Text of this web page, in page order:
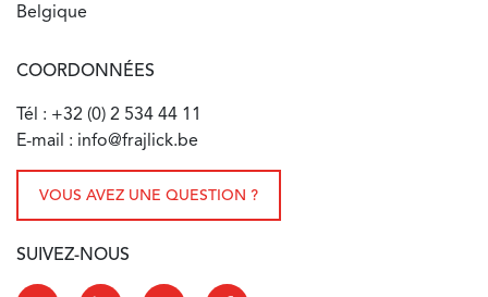
Belgique
COORDONNÉES
Tél : +32 (0) 2 534 44 11
E-mail : info@frajlick.be
VOUS AVEZ UNE QUESTION ?
SUIVEZ-NOUS